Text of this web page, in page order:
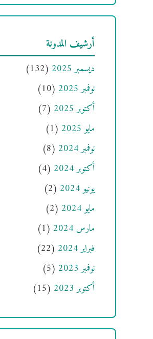
أرشيف المدونة
ديسمبر 2025
(132)
نوفمبر 2025
(10)
أكتوبر 2025
(7)
مايو 2025
(1)
نوفمبر 2024
(8)
أكتوبر 2024
(4)
يونيو 2024
(2)
مايو 2024
(2)
مارس 2024
(1)
فبراير 2024
(22)
نوفمبر 2023
(5)
أكتوبر 2023
(15)